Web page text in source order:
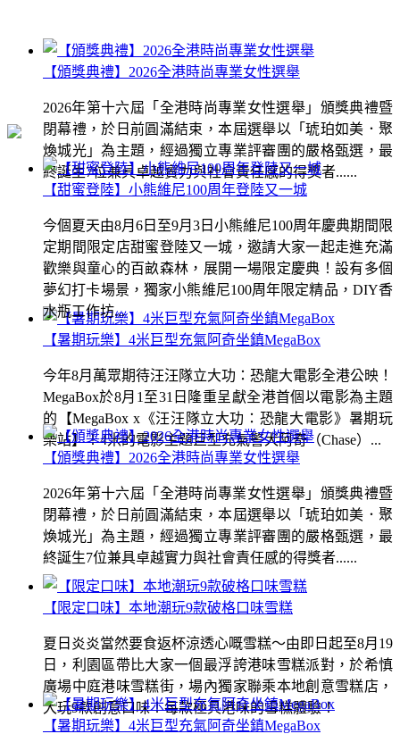
【頒獎典禮】2026全港時尚專業女性選舉
2026年第十六屆「全港時尚專業女性選舉」頒獎典禮暨
閉幕禮，於日前圓滿結束，本屆選舉以「琥珀如美．聚
煥城光」為主題，經過獨立專業評審團的嚴格甄選，最
終誕生7位兼具卓越實力與社會責任感的得獎者......
【暑期玩樂】4米巨型充氣阿奇坐鎮MegaBox
今年8月萬眾期待汪汪隊立大功：恐龍大電影全港公映！
MegaBox於8月1至31日隆重呈獻全港首個以電影為主題
的【MegaBox x《汪汪隊立大功：恐龍大電影》暑期玩
樂站】！4米的電影主題巨型充氣警犬阿奇（Chase）...
【限定口味】本地潮玩9款破格口味雪糕
夏日炎炎當然要食返杯涼透心嘅雪糕～由即日起至8月19
日，利園區帶比大家一個最浮誇港味雪糕派對，於希慎
廣場中庭港味雪糕街，場內獨家聯乘本地創意雪糕店，
大玩9款創意口味！每款極具港味的雪糕體驗！
【甜蜜登陸】小熊維尼100周年登陸又一城
今個夏天由8月6日至9月3日小熊維尼100周年慶典期間限
定期間限定店甜蜜登陸又一城，邀請大家一起走進充滿
歡樂與童心的百畝森林，展開一場限定慶典！設有多個
夢幻打卡場景，獨家小熊維尼100周年限定精品，DIY香
水瓶工作坊...
【頒獎典禮】2026全港時尚專業女性選舉
2026年第十六屆「全港時尚專業女性選舉」頒獎典禮暨
閉幕禮，於日前圓滿結束，本屆選舉以「琥珀如美．聚
煥城光」為主題，經過獨立專業評審團的嚴格甄選，最
終誕生7位兼具卓越實力與社會責任感的得獎者......
【暑期玩樂】4米巨型充氣阿奇坐鎮MegaBox